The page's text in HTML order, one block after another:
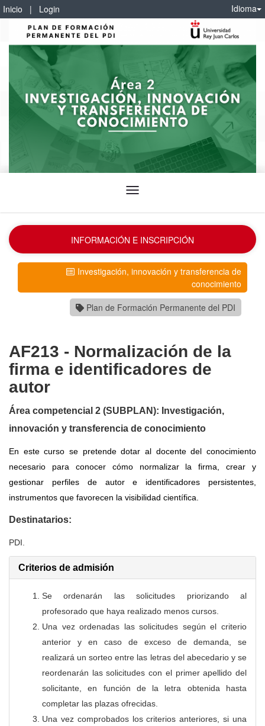
Inicio | Login Idioma
Idioma
INFORMACIÓN E INSCRIPCIÓN
Investigación, innovación y transferencia de
conocimiento
Plan de Formación Permanente del PDI
AF213 - Normalización de la
firma e identificadores de
autor
Área competencial 2 (SUBPLAN): Investigación,
innovación y transferencia de conocimiento
En este curso se pretende dotar al docente del conocimiento
necesario para conocer cómo normalizar la firma, crear y
gestionar perfiles de autor e identificadores persistentes,
instrumentos que favorecen la visibilidad científica.
Destinatarios:
PDI
Criterios de admisión
Se ordenarán las solicitudes priorizando al
profesorado que haya realizado menos cursos.
Una vez ordenadas las solicitudes según el criterio
anterior y en caso de exceso de demanda, se
realizará un sorteo entre las letras del abecedario y se
reordenarán las solicitudes con el primer apellido del
solicitante, en función de la letra obtenida hasta
completar las plazas ofrecidas.
Una vez comprobados los criterios anteriores, si una